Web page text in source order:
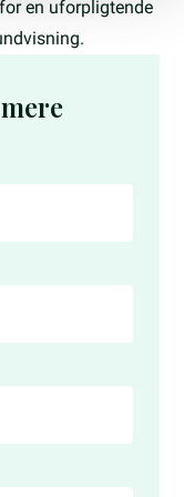
for en uforpligtende